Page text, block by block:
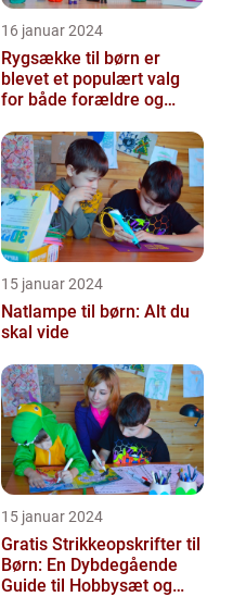
16 januar 2024
Rygsække til børn er
blevet et populært valg
for både forældre og
transport...
15 januar 2024
Natlampe til børn: Alt du
skal vide
15 januar 2024
Gratis Strikkeopskrifter til
Børn: En Dybdegående
Guide til Hobbysæt og